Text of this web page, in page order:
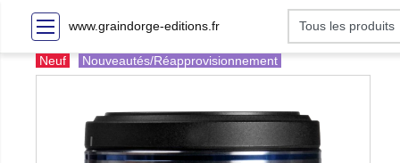
www.graindorge-editions.fr
Neuf Nouveautés/Réapprovisionnement